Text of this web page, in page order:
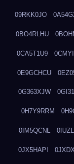
09RKK0JO
0BO4RLHU
0CA5T1U9
0E9GCHCU
0G363XJW
0H7Y9RRM
0IM5QCNL
0JX5HAPI